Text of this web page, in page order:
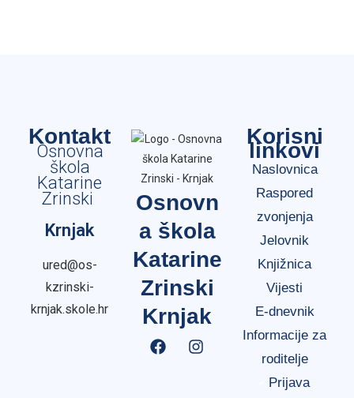
Kontakt
Osnovna
škola
Katarine
Zrinski
Krnjak
ured@os-
kzrinski-
krnjak.skole.hr
Osnovn
a škola
Katarine
Zrinski
Krnjak
Korisni
linkovi
Naslovnica
Raspored
zvonjenja
Jelovnik
Knjižnica
Vijesti
E-dnevnik
Informacije za
roditelje
Prijava